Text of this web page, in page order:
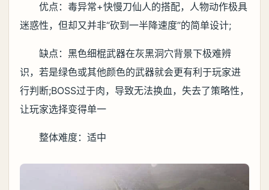
优点：毒异常+快慢刀仙人的搭配，人物动作极具
迷惑性，但却又并非“砍到一半降速度”的简单设计;
缺点：黑色细棍武器在灰黑洞穴背景下极难辨
识，若是绿色或其他颜色的武器就会更有利于玩家进
行判断;BOSS过于肉，导致无法换血，失去了策略性，
让玩家选择变得单一
整体难度：适中